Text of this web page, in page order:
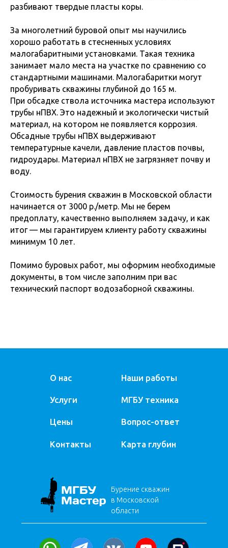
разбивают твердые пласты коры.
За многолетний буровой опыт мы научились
хорошо работать в стесненных условиях
малогабаритными установками. Такая техника
занимает мало места на участке по сравнению со
стандартными машинами. Малогабаритки могут
пробуривать скважины глубиной до 165 м.
При обсадке ствола источника мастера используют
трубы нПВХ. Это надежный и экологически чистый
материал, на котором не появляется коррозия.
Обсадные трубы нПВХ выдерживают
температурные качели, давление пластов почвы,
гидроудары. Материал нПВХ не загрязняет почву и
воду.
Стоимость бурения скважин в Московской области
начинается от 3000 р./метр. Мы не берем
предоплату, качественно выполняем задачу, и как
итог — мы гарантируем клиенту работу скважины
минимум 10 лет.
Помимо буровых работ, мы оформим необходимые
документы, в том числе заполним при вас
технический паспорт водозаборной скважины.